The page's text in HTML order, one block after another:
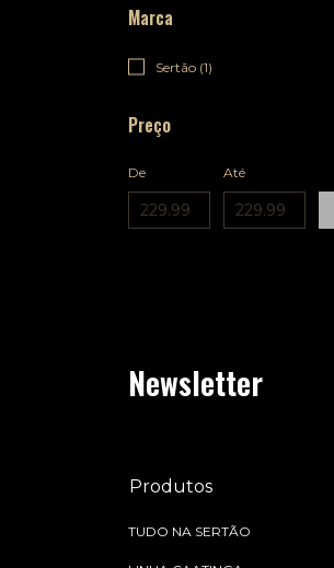
Marca
Sertão (1)
Preço
De Até
Newsletter
Produtos
TUDO NA SERTÃO